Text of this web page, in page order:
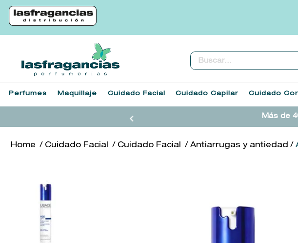
Buscar...
Perfumes Maquillaje Cuidado Facial Cuidado Capilar Cuidado
Más de
Cuidado Facial Cuidado Facial Antiarrugas y antiedad
1.
heathcote
sol ipanema
3.
cleanance
4.
giftset
8.
retrinal
9.